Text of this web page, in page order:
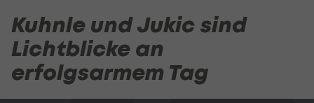
Kuhnle und Jukic sind
Lichtblicke an
erfolgsarmem Tag